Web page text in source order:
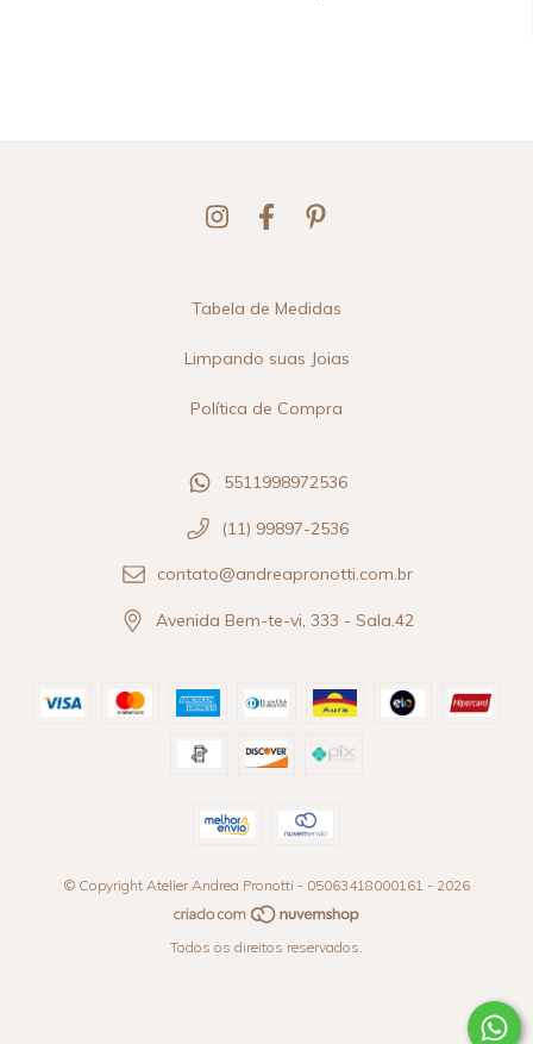
Tabela de Medidas
Limpando suas Joias
Política de Compra
5511998972536
(11) 99897-2536
contato@andreapronotti.com.br
Avenida Bem-te-vi, 333 - Sala.42
© Copyright Atelier Andrea Pronotti - 05063418000161 - 2026
Todos os direitos reservados.